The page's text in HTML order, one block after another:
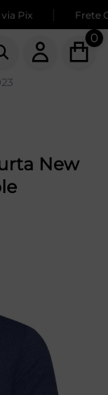
Pix Frete
0
New